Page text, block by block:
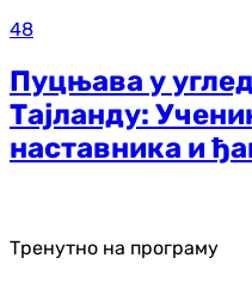
48
Пуцњава у
Тајланду:
наставника и
Тренутно на програму